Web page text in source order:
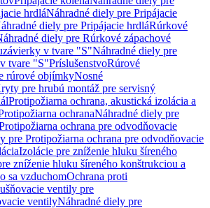
hrdláNáhradné diely pre Pripájacie
diely pre Pripájacie hrdláRúrkové
diely pre Rúrkové zápachové
v tvare "S"Náhradné diely pre
tvare "S"PríslušenstvoRúrové
rúrové objímkyNosné
pre hrubú montáž pre servisný
Protipožiarna ochrana, akustická izolácia a
ochranaNáhradné diely pre
ochrana pre odvodňovacie
pre Protipožiarna ochrana pre odvodňovacie
Izolácie pre zníženie hluku šíreného
zníženie hluku šíreného konštrukciou a
sa vzduchomOchrana proti
ventily pre
ventilyNáhradné diely pre